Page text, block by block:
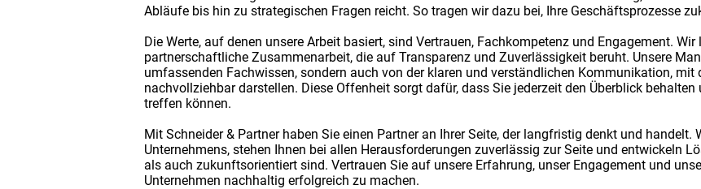
Abläufe bis hin zu strategischen Fragen reicht. So tragen wir dazu bei, Ihre Geschäftsprozesse
Die Werte, auf denen unsere Arbeit basiert, sind Vertrauen, Fachkompetenz und Engagement.
partnerschaftliche Zusammenarbeit, die auf Transparenz und Zuverlässigkeit beruht. Unsere
umfassenden Fachwissen, sondern auch von der klaren und verständlichen Kommunikation, mit
nachvollziehbar darstellen. Diese Offenheit sorgt dafür, dass Sie jederzeit den Überblick
treffen können.
Mit Schneider & Partner haben Sie einen Partner an Ihrer Seite, der langfristig denkt und handelt.
Unternehmens, stehen Ihnen bei allen Herausforderungen zuverlässig zur Seite und entwickeln
als auch zukunftsorientiert sind. Vertrauen Sie auf unsere Erfahrung, unser Engagement und
Unternehmen nachhaltig erfolgreich zu machen.